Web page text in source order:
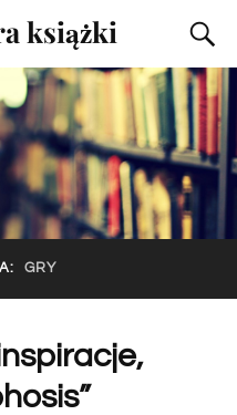
książki
GRY